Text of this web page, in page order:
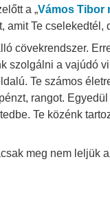
a „Vámos Tibor
amit Te
cövekrendszer.
szolgálni a vajúdó
Te számos
rangot.
Te közénk
meg nem leljük